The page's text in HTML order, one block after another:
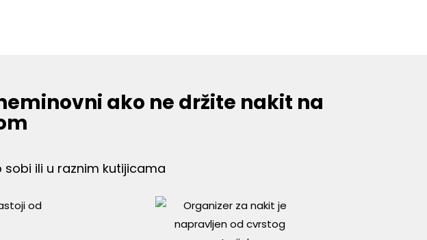
ako ne držite nakit na
ili u raznim kutijicama